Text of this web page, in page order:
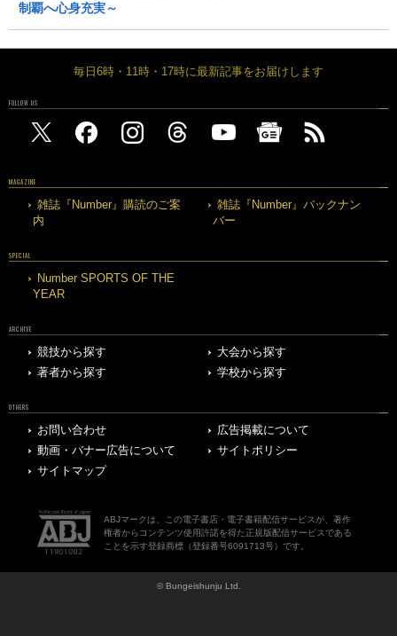
制覇へ心身充実～
毎日6時・11時・17時に最新記事をお届けします
FOLLOW US
MAGAZINE
雑誌『Number』購読のご案
内
雑誌『Number』バックナン
バー
SPECIAL
Number SPORTS OF THE
YEAR
ARCHIVE
競技から探す
大会から探す
著者から探す
学校から探す
OTHERS
お問い合わせ
広告掲載について
動画・バナー広告について
サイトポリシー
サイトマップ
ABJマークは、この電子書店・電子書籍配信サービスが、著作
権者からコンテンツ使用許諾を得た正規版配信サービスである
ことを示す登録商標（登録番号6091713号）です。
© Bungeishunju Ltd.